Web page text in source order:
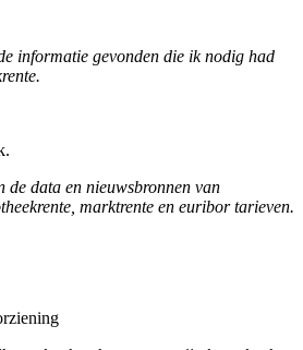
informatie gevonden die ik nodig had
data en nieuwsbronnen van
marktrente en euribor tarieven.